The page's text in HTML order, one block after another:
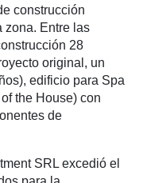
construcción
zona. Entre las
28
original, un
edificio para Spa
the House) con
de
SRL excedió el